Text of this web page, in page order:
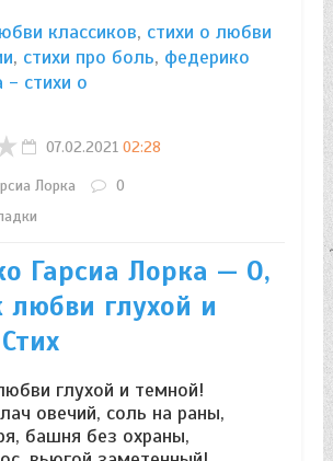
классиков, стихи о любви
, стихи про боль, федерико
- стихи о
07.02.2021 02:28
Лорка
0
Гарсиа Лорка — О,
любви глухой и
глухой и темной!
овечий, соль на раны,
башня без охраны,